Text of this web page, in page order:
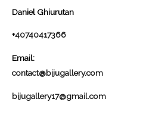
Daniel Ghiurutan
+40740417366
Email:
contact@bijugallery.com
bijugallery17@gmail.com